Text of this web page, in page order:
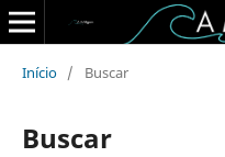
Início / Buscar
Buscar